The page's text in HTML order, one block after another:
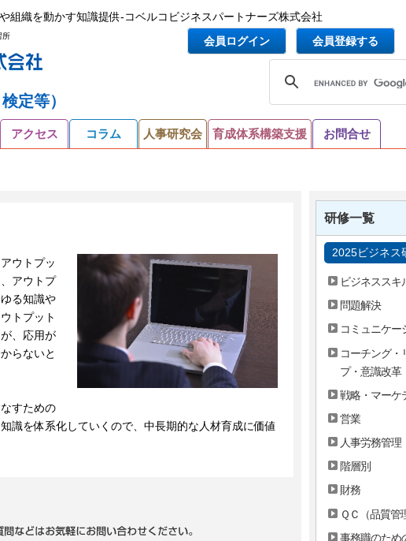
組織を動かす知識提供-コベルコビジネスパートナーズ株式会社
所
定等）
会員ログイン 会員登録する
アクセス コラム 人事研究会 育成体系構築支援 お問合せ
ウトプッ
アウトプ
る知識や
トプット
、応用が
らないと
すための
識を体系化していくので、中長期的な人材育成に価値
研修一覧
2025ビジネス
ビジネススキ
問題解決
コミュニケー
コーチング・
プ・意識改革
戦略・マーケ
営業
人事労務管理
階層別
財務
ＱＣ（品質管
事務職のため